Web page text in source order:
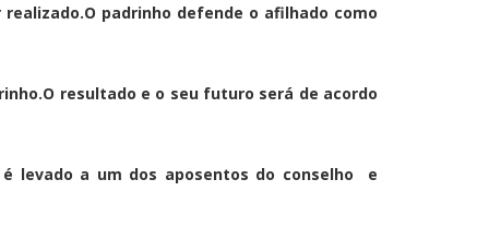
padrinho defende o afilhado como
resultado e o seu futuro será de acordo
levado a um dos aposentos do conselho e